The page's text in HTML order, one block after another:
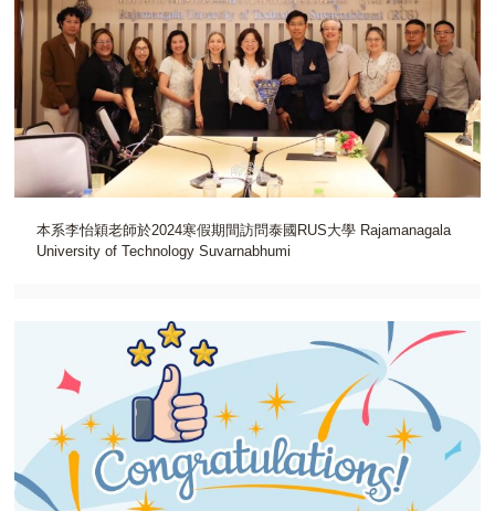
本系李怡穎老師於2024寒假期間訪問泰國RUS大學 Rajamanagala
University of Technology Suvarnabhumi